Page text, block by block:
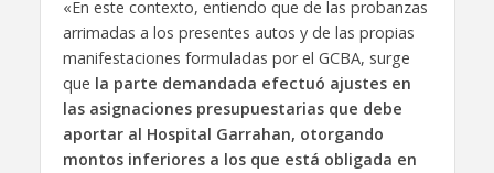
«En este contexto, entiendo que de las probanzas
arrimadas a los presentes autos y de las propias
manifestaciones formuladas por el GCBA, surge
que la parte demandada efectuó ajustes en
las asignaciones presupuestarias que debe
aportar al Hospital Garrahan, otorgando
montos inferiores a los que está obligada en